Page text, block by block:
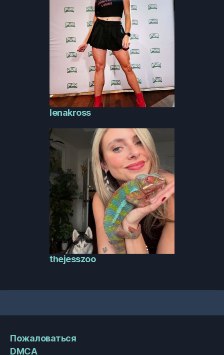
lenakross
thejesszoo
Пожаловаться
DMCA